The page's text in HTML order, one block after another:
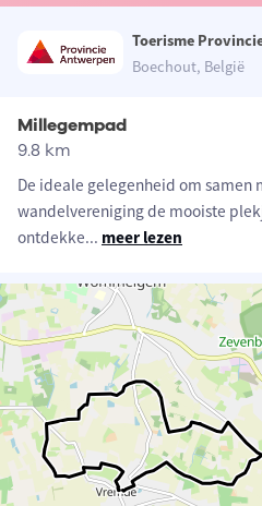
Toerisme
Boechout, België
Millegempad
9.8 km
De ideale gelegenheid om samen
wandelvereniging de mooiste
ontdekke... meer lezen